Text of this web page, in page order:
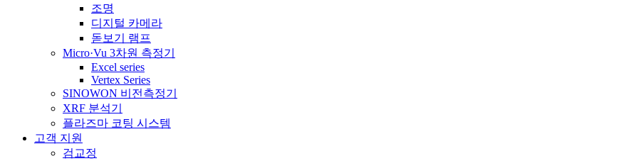
조명
디지털 카메라
돋보기 램프
Micro·Vu 3차원 측정기
Excel series
Vertex Series
SINOWON 비전측정기
XRF 분석기
플라즈마 코팅 시스템
고객 지원
검교정